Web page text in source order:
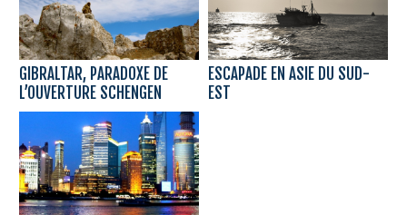
GIBRALTAR, PARADOXE DE
L’OUVERTURE SCHENGEN
ESCAPADE EN ASIE DU SUD-
EST